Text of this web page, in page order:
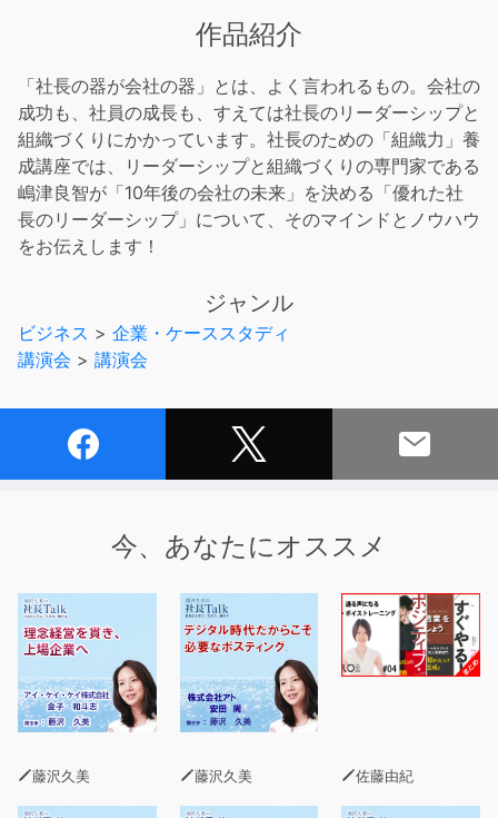
作品紹介
「社長の器が会社の器」とは、よく言われるもの。会社の
成功も、社員の成長も、すえては社長のリーダーシップと
組織づくりにかかっています。社長のための「組織力」養
成講座では、リーダーシップと組織づくりの専門家である
嶋津良智が「10年後の会社の未来」を決める「優れた社
長のリーダーシップ」について、そのマインドとノウハウ
をお伝えします！
ジャンル
ビジネス > 企業・ケーススタディ
講演会 > 講演会
今、あなたにオススメ
藤沢久美 藤沢久美 佐藤由紀